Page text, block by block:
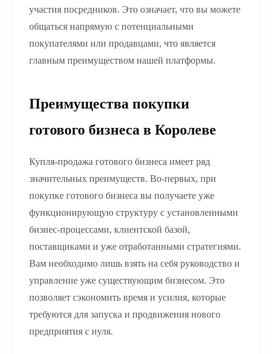
участия посредников. Это означает, что вы можете
общаться напрямую с потенциальными
покупателями или продавцами, что является
главным преимуществом нашей платформы.
Преимущества покупки
готового бизнеса в Королеве
Купля-продажа готового бизнеса имеет ряд
значительных преимуществ. Во-первых, при
покупке готового бизнеса вы получаете уже
функционирующую структуру с установленными
бизнес-процессами, клиентской базой,
поставщиками и уже отработанными стратегиями.
Вам необходимо лишь взять на себя руководство и
управление уже существующим бизнесом. Это
позволяет сэкономить время и усилия, которые
требуются для запуска и продвижения нового
предприятия с нуля.